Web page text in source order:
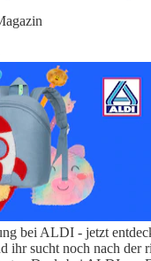
bei ALDI - jetzt
ihr sucht noch nach der